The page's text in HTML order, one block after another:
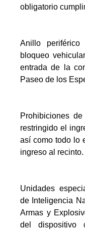
obligatorio
Anillo
bloqueo
entrada de la
Paseo de los
Prohibiciones
restringido el
así como todo lo
ingreso al recinto.
Unidades
de Inteligencia
Armas y
del dispositivo